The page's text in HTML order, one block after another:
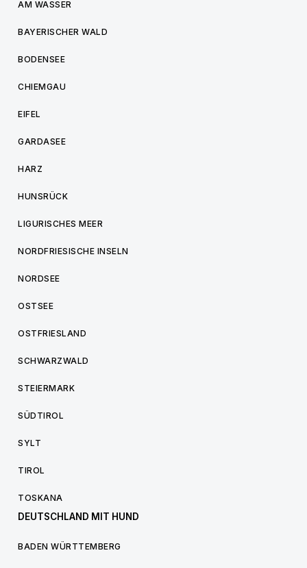
AM WASSER
BAYERISCHER WALD
BODENSEE
CHIEMGAU
EIFEL
GARDASEE
HARZ
HUNSRÜCK
LIGURISCHES MEER
NORDFRIESISCHE INSELN
NORDSEE
OSTSEE
OSTFRIESLAND
SCHWARZWALD
STEIERMARK
SÜDTIROL
SYLT
TIROL
TOSKANA
DEUTSCHLAND MIT HUND
BADEN WÜRTTEMBERG